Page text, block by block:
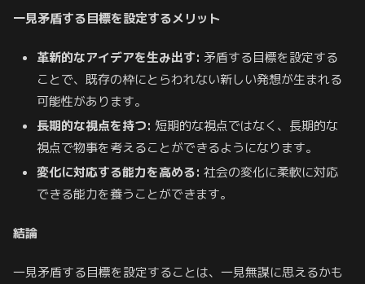
一見矛盾する目標を設定するメリット
革新的なアイデアを生み出す: 矛盾する目標を設定する
ことで、既存の枠にとらわれない新しい発想が生まれる
可能性があります。
長期的な視点を持つ: 短期的な視点ではなく、長期的な
視点で物事を考えることができるようになります。
変化に対応する能力を高める: 社会の変化に柔軟に対応
できる能力を養うことができます。
結論
一見矛盾する目標を設定することは、一見無謀に思えるかも